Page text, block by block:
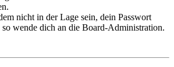
nicht in der Lage sein, dein Passwort
so wende dich an die Board-Administration.